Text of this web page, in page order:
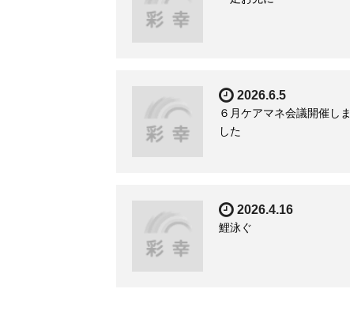
2026.6.5
６月ケアマネ会議開催しま
した
2026.4.16
鯉泳ぐ